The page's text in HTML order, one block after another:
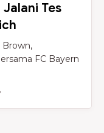
Tes
Brown,
FC Bayern